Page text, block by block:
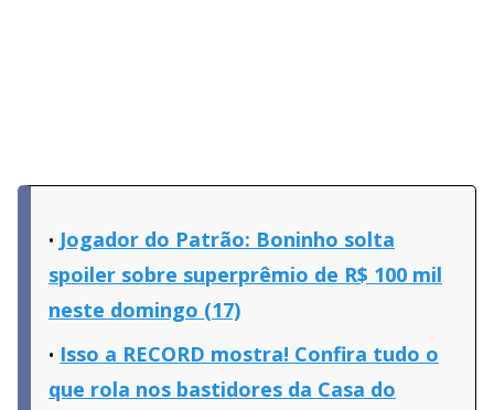
Jogador do Patrão: Boninho solta
spoiler sobre superprêmio de R$ 100 mil
neste domingo (17)
Isso a RECORD mostra! Confira tudo o
que rola nos bastidores da Casa do